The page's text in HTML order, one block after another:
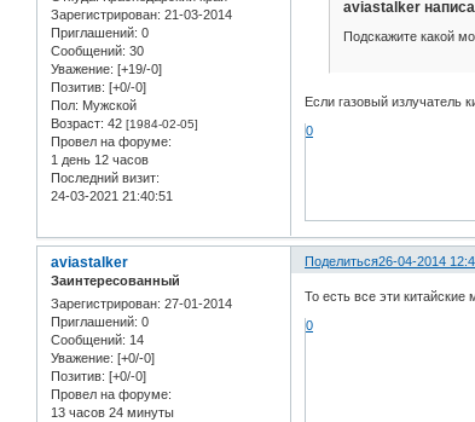
Зарегистрирован: 21-03-2014
Приглашений: 0
Сообщений: 30
Уважение: [+19/-0]
Позитив: [+0/-0]
Пол: Мужской
Возраст: 42 [1984-02-05]
Провел на форуме:
1 день 12 часов
Последний визит:
24-03-2021 21:40:51
aviastalker
Подскажите какой
Если газовый излучатель
0
Поделиться26-04-2014
aviastalker
Заинтересованный
Зарегистрирован: 27-01-2014
Приглашений: 0
Сообщений: 14
Уважение: [+0/-0]
Позитив: [+0/-0]
Провел на форуме:
13 часов 24 минуты
То есть все эти
0